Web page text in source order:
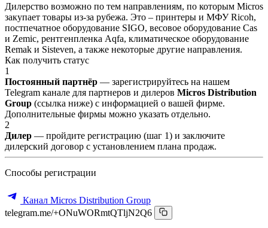
Дилерство возможно по тем направлениям, по которым Micros
закупает товары из-за рубежа. Это – принтеры и МФУ Ricoh,
постпечатное оборудование SIGO, весовое оборудование Cas
и Zemic, рентгенпленка Aqfa, климатическое оборудование
Remak и Sisteven, а также некоторые другие направления.
Как получить статус
1
Постоянный партнёр — зарегистрируйтесь на нашем
Telegram канале для партнеров и дилеров Micros Distribution
Group (ссылка ниже) с информацией о вашей фирме.
Дополнительные фирмы можно указать отдельно.
2
Дилер — пройдите регистрацию (шаг 1) и заключите
дилерский договор с установлением плана продаж.
Способы регистрации
Канал Micros Distribution Group
telegram.me/+ONuWORmtQTljN2Q6